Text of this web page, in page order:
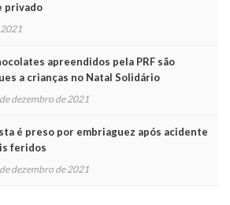
privado
apreendidos pela PRF são
a crianças no Natal Solidário
dezembro de 2021
é preso por embriaguez após acidente
feridos
dezembro de 2021